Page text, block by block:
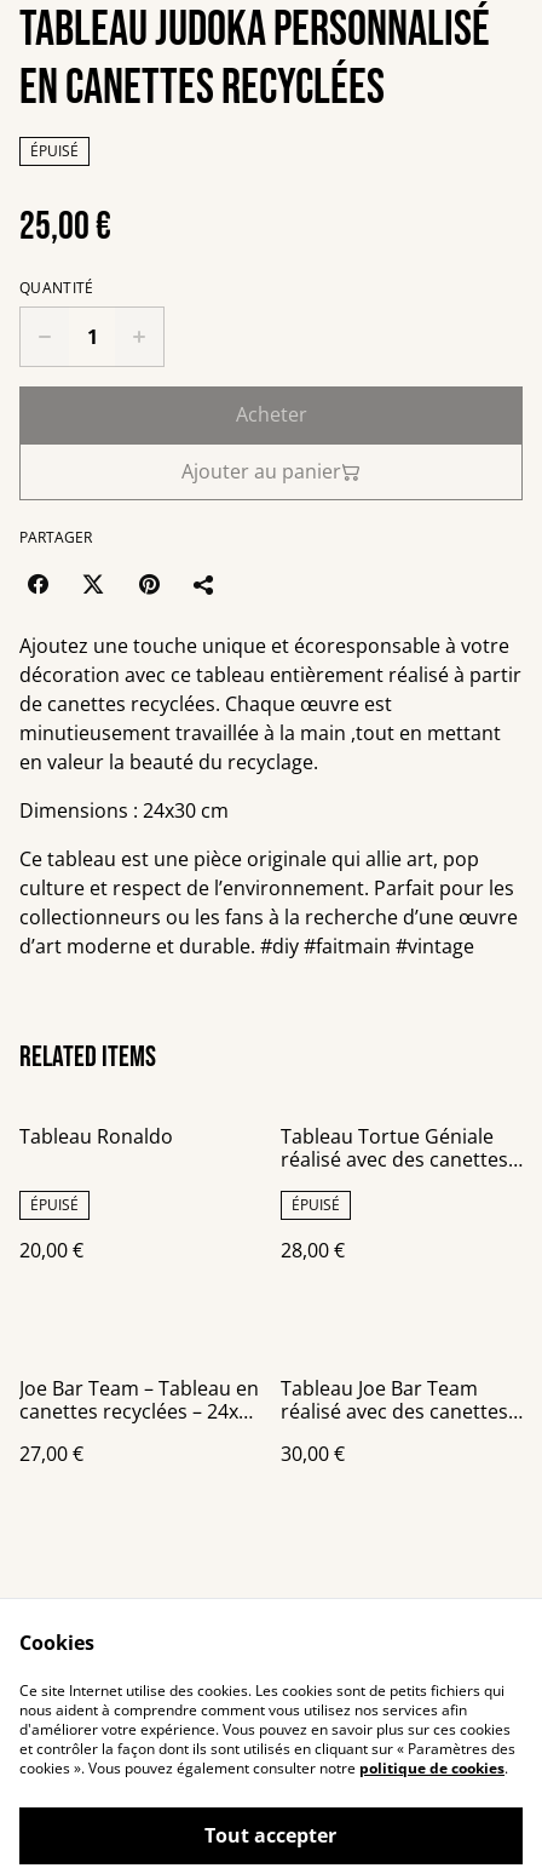
Tableau judoka personnalisé
en canettes recyclées
ÉPUISÉ
25,00 €
QUANTITÉ
Acheter
Ajouter au panier
PARTAGER
Ajoutez une touche unique et écoresponsable à votre
décoration avec ce tableau entièrement réalisé à partir
de canettes recyclées. Chaque œuvre est
minutieusement travaillée à la main ,tout en mettant
en valeur la beauté du recyclage.
Dimensions : 24x30 cm
Ce tableau est une pièce originale qui allie art, pop
culture et respect de l’environnement. Parfait pour les
collectionneurs ou les fans à la recherche d’une œuvre
d’art moderne et durable. #diy #faitmain #vintage
Related items
Tableau Ronaldo
ÉPUISÉ
20,00 €
Tableau Tortue Géniale
réalisé avec des canettes
châssis toile
ÉPUISÉ
28,00 €
Joe Bar Team – Tableau en
canettes recyclées – 24x30
27,00 €
Tableau Joe Bar Team
réalisé avec des canettes
châssis toile
30,00 €
Contact Us
Legal Terms
Privacy Policy
Cookie Policy
Cookies
Ce site Internet utilise des cookies. Les cookies sont de petits fichiers qui
nous aident à comprendre comment vous utilisez nos services afin
d'améliorer votre expérience. Vous pouvez en savoir plus sur ces cookies
et contrôler la façon dont ils sont utilisés en cliquant sur « Paramètres des
cookies ». Vous pouvez également consulter notre politique de cookies.
Tout accepter